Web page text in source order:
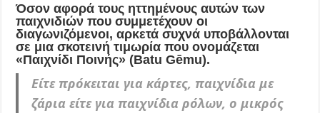
Όσον αφορά τους ηττημένους αυτών των
παιχνιδιών που συμμετέχουν οι
διαγωνιζόμενοι, αρκετά συχνά υποβάλλονται
σε μια σκοτεινή τιμωρία που ονομάζεται
«Παιχνίδι Ποινής» (Batu Gēmu).
Είτε πρόκειται για κάρτες, παιχνίδια με
ζάρια είτε για παιχνίδια ρόλων, ο μικρός